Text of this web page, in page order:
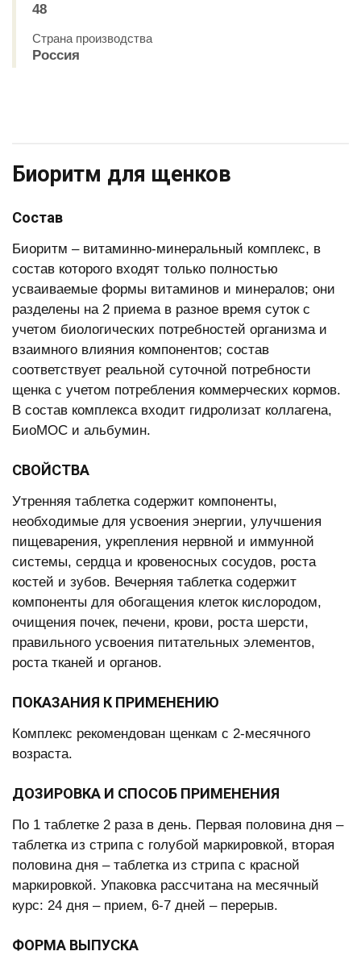
48
Страна производства
Россия
Биоритм для щенков
Состав
Биоритм – витаминно-минеральный комплекс, в
состав которого входят только полностью
усваиваемые формы витаминов и минералов; они
разделены на 2 приема в разное время суток с
учетом биологических потребностей организма и
взаимного влияния компонентов; состав
соответствует реальной суточной потребности
щенка с учетом потребления коммерческих кормов.
В состав комплекса входит гидролизат коллагена,
БиоМОС и альбумин.
СВОЙСТВА
Утренняя таблетка содержит компоненты,
необходимые для усвоения энергии, улучшения
пищеварения, укрепления нервной и иммунной
системы, сердца и кровеносных сосудов, роста
костей и зубов. Вечерняя таблетка содержит
компоненты для обогащения клеток кислородом,
очищения почек, печени, крови, роста шерсти,
правильного усвоения питательных элементов,
роста тканей и органов.
ПОКАЗАНИЯ К ПРИМЕНЕНИЮ
Комплекс рекомендован щенкам с 2-месячного
возраста.
ДОЗИРОВКА И СПОСОБ ПРИМЕНЕНИЯ
По 1 таблетке 2 раза в день. Первая половина дня –
таблетка из стрипа с голубой маркировкой, вторая
половина дня – таблетка из стрипа с красной
маркировкой. Упаковка рассчитана на месячный
курс: 24 дня – прием, 6-7 дней – перерыв.
ФОРМА ВЫПУСКА